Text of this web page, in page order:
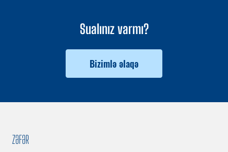
Sualınız varmı?
Bizimlə əlaqə
ZƏFƏR